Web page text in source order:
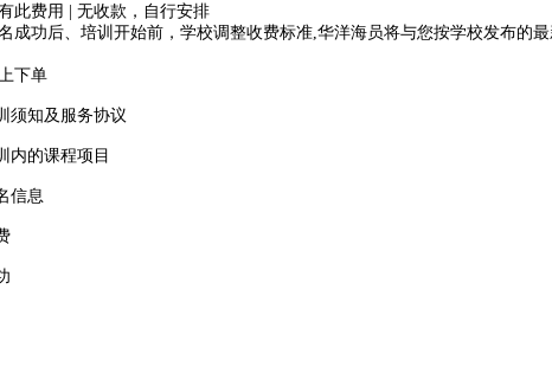
此费用 | 无收款，自行安排
成功后、培训开始前，学校调整收费标准,华洋海员将与您按学校发布的
下单
须知及服务协议
内的课程项目
信息